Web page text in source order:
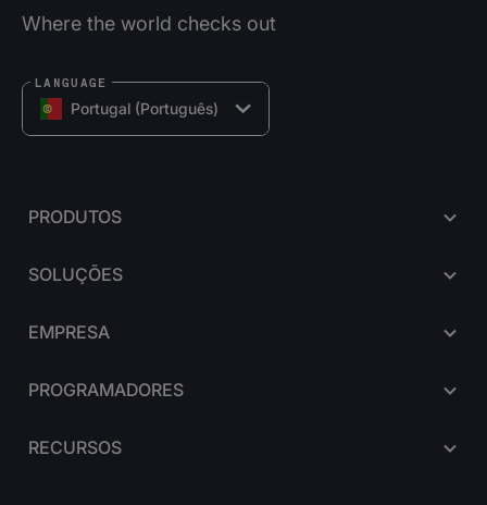
Where the world checks out
Portugal (Português)
LANGUAGE
PRODUTOS
SOLUÇÕES
EMPRESA
PROGRAMADORES
RECURSOS